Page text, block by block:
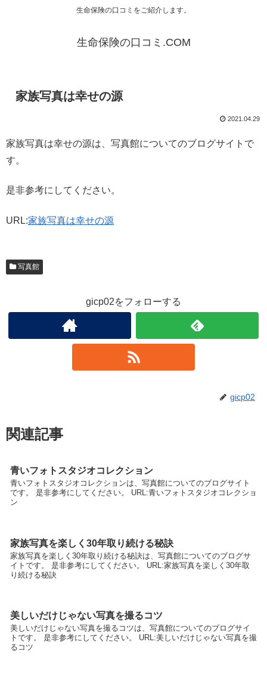
生命保険の口コミをご紹介します。
生命保険の口コミ.COM
家族写真は幸せの源
2021.04.29
家族写真は幸せの源は、写真館についてのブログサイトで
す。
是非参考にしてください。
URL:家族写真は幸せの源
写真館
gicp02をフォローする
gicp02
関連記事
青いフォトスタジオコレクション
青いフォトスタジオコレクションは、写真館についてのブログサイト
です。 是非参考にしてください。 URL:青いフォトスタジオコレクショ
ン
家族写真を楽しく30年取り続ける秘訣
家族写真を楽しく30年取り続ける秘訣は、写真館についてのブログサ
イトです。 是非参考にしてください。 URL:家族写真を楽しく30年取
り続ける秘訣
美しいだけじゃない写真を撮るコツ
美しいだけじゃない写真を撮るコツは、写真館についてのブログサイ
トです。 是非参考にしてください。 URL:美しいだけじゃない写真を撮
るコツ